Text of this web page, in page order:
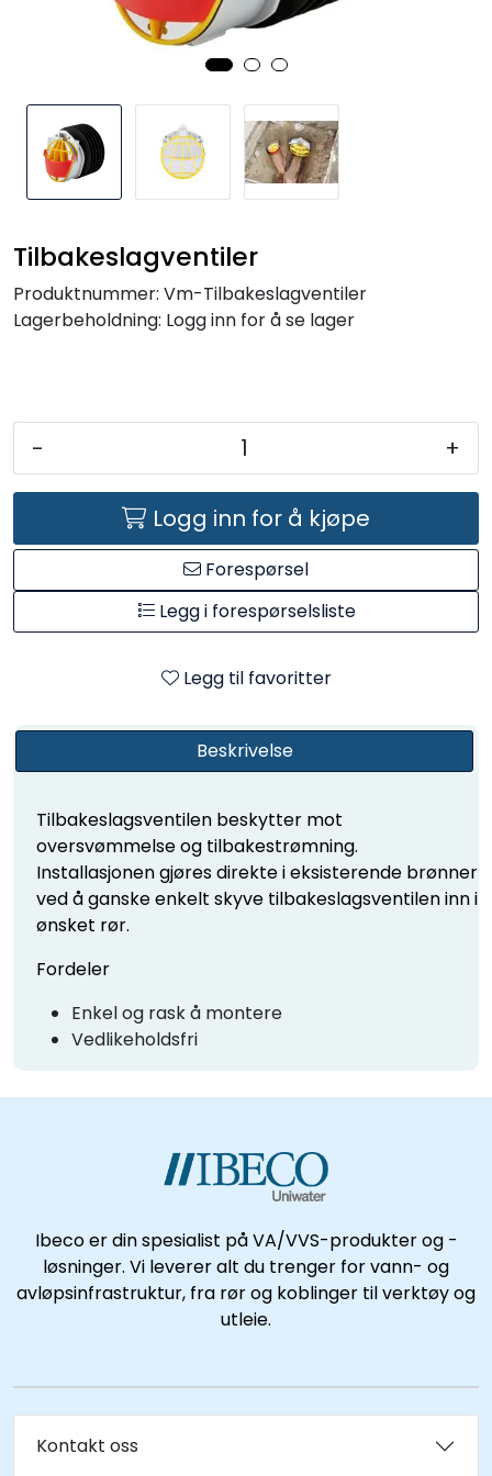
Tilbakeslagventiler
Produktnummer: Vm-Tilbakeslagventiler
Lagerbeholdning: Logg inn for å se lager
- +
Logg inn for å kjøpe
Forespørsel
Legg i forespørselsliste
Legg til favoritter
Beskrivelse
Tilbakeslagsventilen beskytter mot
oversvømmelse og tilbakestrømning.
Installasjonen gjøres direkte i eksisterende brønner
ved å ganske enkelt skyve tilbakeslagsventilen inn i
ønsket rør.
Fordeler
Enkel og rask å montere
Vedlikeholdsfri
Ibeco er din spesialist på VA/VVS-produkter og -
løsninger. Vi leverer alt du trenger for vann- og
avløpsinfrastruktur, fra rør og koblinger til verktøy og
utleie.
Kontakt oss